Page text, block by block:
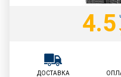
4.5
ДОСТАВКА